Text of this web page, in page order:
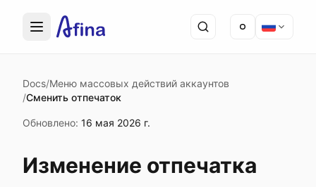
Docs/Меню массовых действий аккаунтов
/Сменить отпечаток
Обновлено: 16 мая 2026 г.
Изменение отпечатка